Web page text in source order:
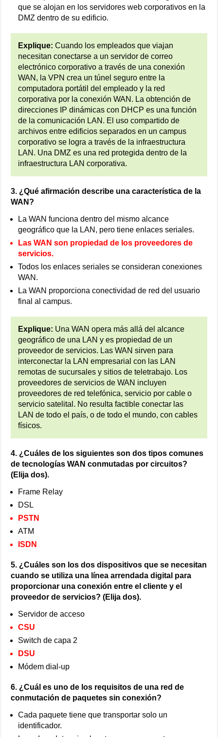
que se alojan en los servidores web corporativos en la
DMZ dentro de su edificio.
Explique: Cuando los empleados que viajan
necesitan conectarse a un servidor de correo
electrónico corporativo a través de una conexión
WAN, la VPN crea un túnel seguro entre la
computadora portátil del empleado y la red
corporativa por la conexión WAN. La obtención de
direcciones IP dinámicas con DHCP es una función
de la comunicación LAN. El uso compartido de
archivos entre edificios separados en un campus
corporativo se logra a través de la infraestructura
LAN. Una DMZ es una red protegida dentro de la
infraestructura LAN corporativa.
3. ¿Qué afirmación describe una característica de la
WAN?
La WAN funciona dentro del mismo alcance
geográfico que la LAN, pero tiene enlaces seriales.
Las WAN son propiedad de los proveedores de
servicios.
Todos los enlaces seriales se consideran conexiones
WAN.
La WAN proporciona conectividad de red del usuario
final al campus.
Explique: Una WAN opera más allá del alcance
geográfico de una LAN y es propiedad de un
proveedor de servicios. Las WAN sirven para
interconectar la LAN empresarial con las LAN
remotas de sucursales y sitios de teletrabajo. Los
proveedores de servicios de WAN incluyen
proveedores de red telefónica, servicio por cable o
servicio satelital. No resulta factible conectar las
LAN de todo el país, o de todo el mundo, con cables
físicos.
4. ¿Cuáles de los siguientes son dos tipos comunes
de tecnologías WAN conmutadas por circuitos?
(Elija dos).
Frame Relay
DSL
PSTN
ATM
ISDN
5. ¿Cuáles son los dos dispositivos que se necesitan
cuando se utiliza una línea arrendada digital para
proporcionar una conexión entre el cliente y el
proveedor de servicios? (Elija dos).
Servidor de acceso
CSU
Switch de capa 2
DSU
Módem dial-up
6. ¿Cuál es uno de los requisitos de una red de
conmutación de paquetes sin conexión?
Cada paquete tiene que transportar solo un
identificador.